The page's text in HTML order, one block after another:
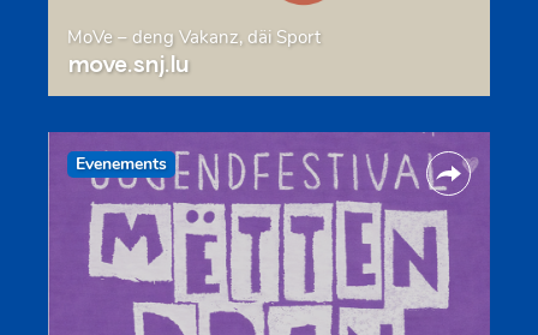
MoVe – deng Vakanz, däi Sport
move.snj.lu
Evenements